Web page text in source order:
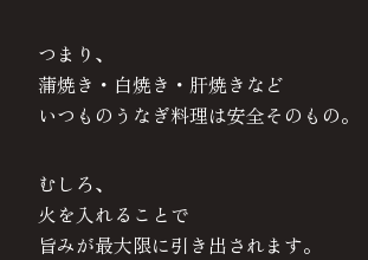
つまり、
蒲焼き・白焼き・肝焼きなど
いつものうなぎ料理は安全そのもの。
むしろ、
火を入れることで
旨みが最大限に引き出されます。